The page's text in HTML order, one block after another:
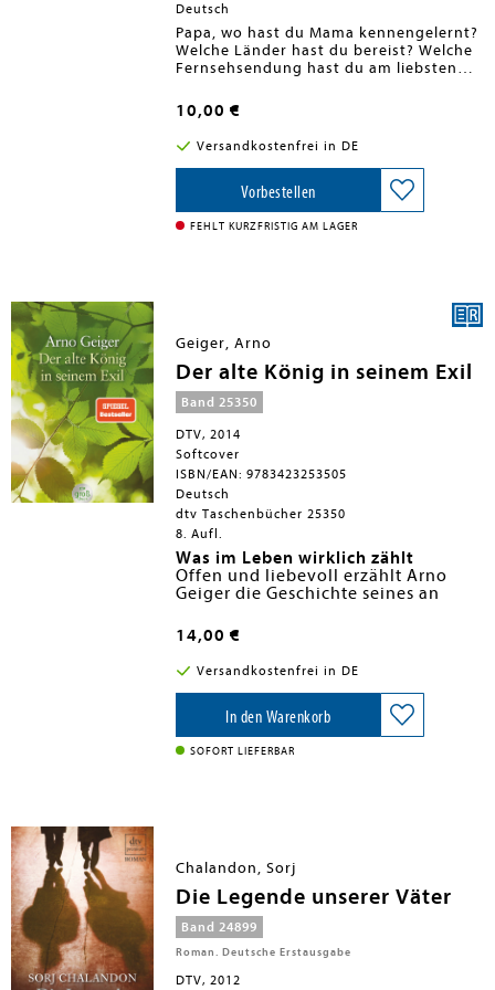
Deutsch
Papa, wo hast du Mama kennengelernt?
Welche Länder hast du bereist? Welche
Fernsehsendung hast du am liebsten
Geschenkbuch versammelt all jene
Fragen, die wir unseren Eltern immer
schon stellen wollten - und macht es
durch die zahlreichen Grafiken und
liebevoll gestalteten Illustrationen
besonders einfach und unterhaltsam,
diese zu beantworten.Wir sollten die
ganz persönlichen Erinnerungen
Erinnerungsalbum für die ganze Familie.
10,00 €
Versandkostenfrei in DE
Vorbestellen
FEHLT KURZFRISTIG AM LAGER
Geiger, Arno
Der alte König in seinem Exil
Band 25350
DTV, 2014
Softcover
ISBN/EAN: 9783423253505
Deutsch
dtv Taschenbücher 25350
8. Aufl.
Was im Leben wirklich zählt
Offen und liebevoll erzählt Arno
Geiger die Geschichte seines an
begleitet ihn durch die
Landschaften der Kindheit, hört auf
seine oft skurrilen und dann doch so
poetischen Sätze und lernt seinen
Vater auf intensive und berührende
Weise neu kennen und schätzen. Ein
lichtes, lebendiges, oft auch
komisches Buch über ein Leben, das
14,00 €
Versandkostenfrei in DE
In den Warenkorb
SOFORT LIEFERBAR
Chalandon, Sorj
Die Legende unserer Väter
Band 24899
Roman. Deutsche Erstausgabe
DTV, 2012